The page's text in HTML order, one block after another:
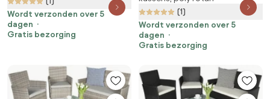
Wordt verzonden over 5
dagen
Gratis bezorging
(1)
Wordt verzonden over 5
dagen
Gratis bezorging